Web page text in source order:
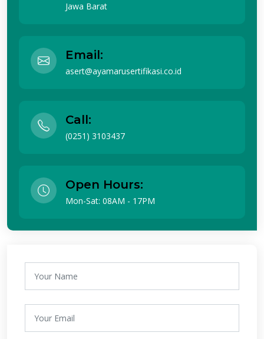
Jawa Barat
Email:
asert@ayamarusertifikasi.co.id
Call:
(0251) 3103437
Open Hours:
Mon-Sat: 08AM - 17PM